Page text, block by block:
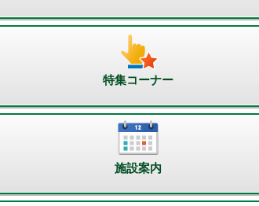
特集コーナー
施設案内